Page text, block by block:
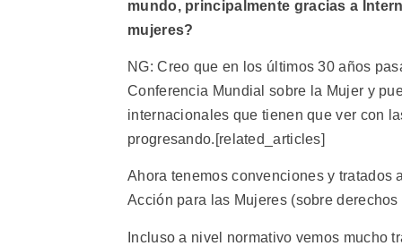
mundo, principalmente gracias a
mujeres?
NG: Creo que en los últimos 30 años
Conferencia Mundial sobre la Mujer y
internacionales que tienen que ver con
progresando.[related_articles]
Ahora tenemos convenciones y
Acción para las Mujeres (sobre
Incluso a nivel normativo vemos mucho